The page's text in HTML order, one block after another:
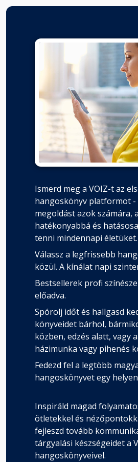
Ismerd meg a VOIZ-t az
hangoskönyv platformot -
megoldást azok számára,
hatékonyabbá és
tenni mindennapi életüket.
Válassz a legfrissebb
közül. A kínálat napi
Bestsellerek profi
előadva.
Spórolj időt és hallgasd
könyveidet bárhol,
közben, edzés alatt, vagy
házimunka vagy pihenés
Fedezd fel a legtöbb
hangoskönyvet egy
Inspiráld magad
ötletekkel és
fejleszd tovább
tárgyalási készségeidet a
hangoskönyveivel.